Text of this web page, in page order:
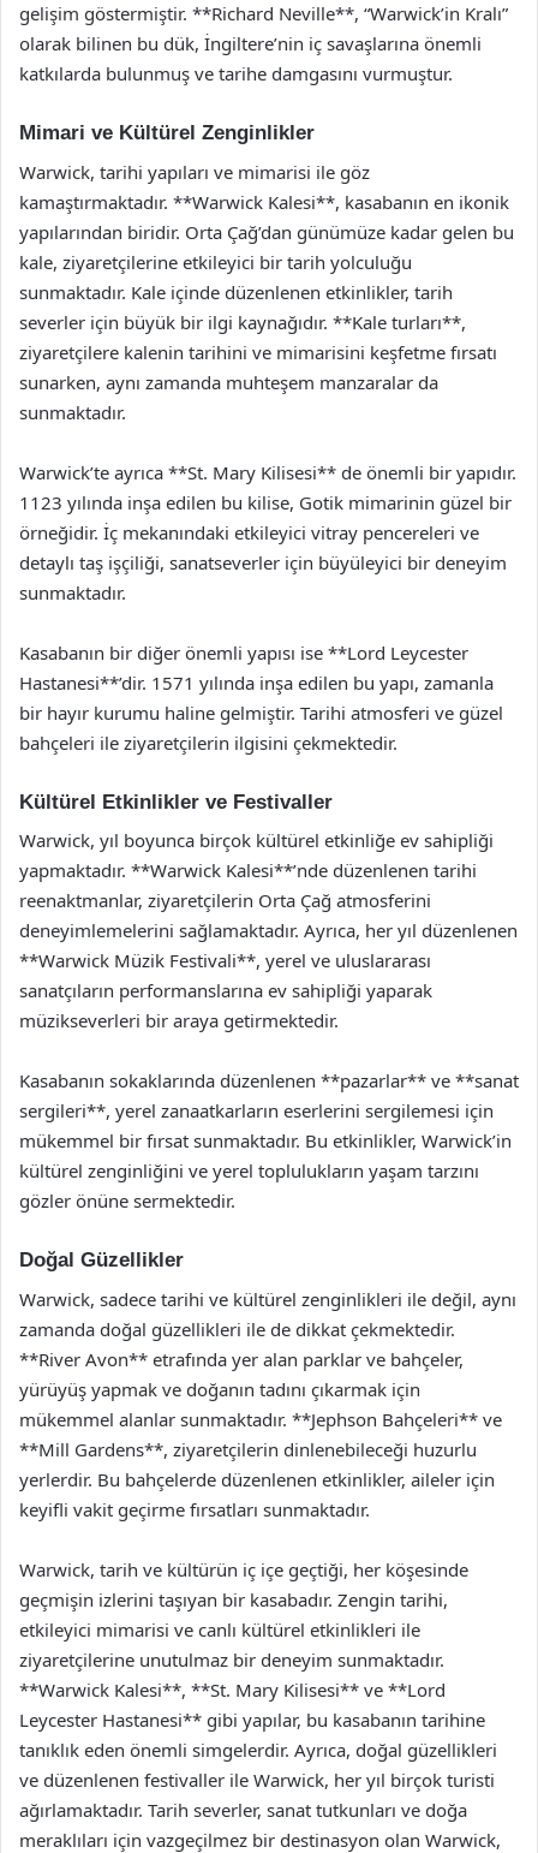
gelişim göstermiştir. **Richard Neville**, “Warwick’in Kralı”
olarak bilinen bu dük, İngiltere’nin iç savaşlarına önemli
katkılarda bulunmuş ve tarihe damgasını vurmuştur.
Mimari ve Kültürel Zenginlikler
Warwick, tarihi yapıları ve mimarisi ile göz
kamaştırmaktadır. **Warwick Kalesi**, kasabanın en ikonik
yapılarından biridir. Orta Çağ’dan günümüze kadar gelen bu
kale, ziyaretçilerine etkileyici bir tarih yolculuğu
sunmaktadır. Kale içinde düzenlenen etkinlikler, tarih
severler için büyük bir ilgi kaynağıdır. **Kale turları**,
ziyaretçilere kalenin tarihini ve mimarisini keşfetme fırsatı
sunarken, aynı zamanda muhteşem manzaralar da
sunmaktadır.
Warwick’te ayrıca **St. Mary Kilisesi** de önemli bir yapıdır.
1123 yılında inşa edilen bu kilise, Gotik mimarinin güzel bir
örneğidir. İç mekanındaki etkileyici vitray pencereleri ve
detaylı taş işçiliği, sanatseverler için büyüleyici bir deneyim
sunmaktadır.
Kasabanın bir diğer önemli yapısı ise **Lord Leycester
Hastanesi**’dir. 1571 yılında inşa edilen bu yapı, zamanla
bir hayır kurumu haline gelmiştir. Tarihi atmosferi ve güzel
bahçeleri ile ziyaretçilerin ilgisini çekmektedir.
Kültürel Etkinlikler ve Festivaller
Warwick, yıl boyunca birçok kültürel etkinliğe ev sahipliği
yapmaktadır. **Warwick Kalesi**’nde düzenlenen tarihi
reenaktmanlar, ziyaretçilerin Orta Çağ atmosferini
deneyimlemelerini sağlamaktadır. Ayrıca, her yıl düzenlenen
**Warwick Müzik Festivali**, yerel ve uluslararası
sanatçıların performanslarına ev sahipliği yaparak
müzikseverleri bir araya getirmektedir.
Kasabanın sokaklarında düzenlenen **pazarlar** ve **sanat
sergileri**, yerel zanaatkarların eserlerini sergilemesi için
mükemmel bir fırsat sunmaktadır. Bu etkinlikler, Warwick’in
kültürel zenginliğini ve yerel toplulukların yaşam tarzını
gözler önüne sermektedir.
Doğal Güzellikler
Warwick, sadece tarihi ve kültürel zenginlikleri ile değil, aynı
zamanda doğal güzellikleri ile de dikkat çekmektedir.
**River Avon** etrafında yer alan parklar ve bahçeler,
yürüyüş yapmak ve doğanın tadını çıkarmak için
mükemmel alanlar sunmaktadır. **Jephson Bahçeleri** ve
**Mill Gardens**, ziyaretçilerin dinlenebileceği huzurlu
yerlerdir. Bu bahçelerde düzenlenen etkinlikler, aileler için
keyifli vakit geçirme fırsatları sunmaktadır.
Warwick, tarih ve kültürün iç içe geçtiği, her köşesinde
geçmişin izlerini taşıyan bir kasabadır. Zengin tarihi,
etkileyici mimarisi ve canlı kültürel etkinlikleri ile
ziyaretçilerine unutulmaz bir deneyim sunmaktadır.
**Warwick Kalesi**, **St. Mary Kilisesi** ve **Lord
Leycester Hastanesi** gibi yapılar, bu kasabanın tarihine
tanıklık eden önemli simgelerdir. Ayrıca, doğal güzellikleri
ve düzenlenen festivaller ile Warwick, her yıl birçok turisti
ağırlamaktadır. Tarih severler, sanat tutkunları ve doğa
meraklıları için vazgeçilmez bir destinasyon olan Warwick,